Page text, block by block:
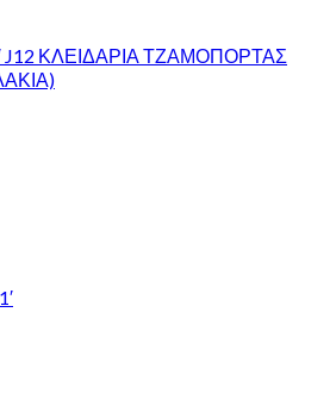
J12 ΚΛΕΙΔΑΡΙΑ ΤΖΑΜΟΠΟΡΤΑΣ